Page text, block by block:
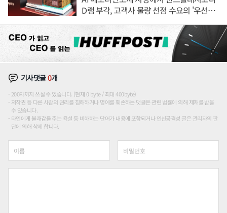
D램 부각, 고객사 물량 선점 수요의 '우선순
기사댓글0개
200자까지 쓰실 수 있습니다. (현재 0 byte / 최대 400byte)
저작권 등 다른 사람의 권리를 침해하거나 명예를 훼손하는 댓글은 관련 법률에 의해 제재를 받을
수 있습니다.
타인에게 불쾌감을 주는 욕설 등 비하하는 단어가 내용에 포함되거나 인신공격성 글은 관리자의 판
단에 의해 삭제 합니다.